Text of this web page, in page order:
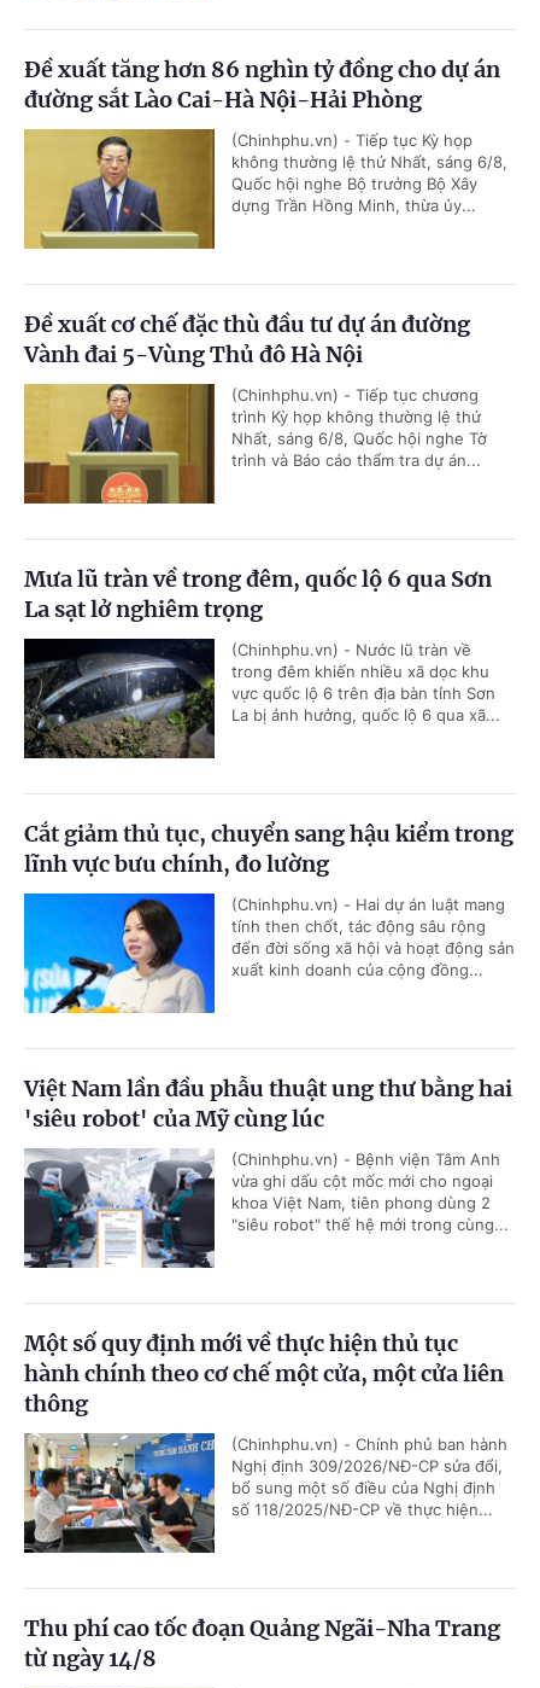
Đề xuất tăng hơn 86 nghìn tỷ đồng cho dự án
đường sắt Lào Cai-Hà Nội-Hải Phòng
(Chinhphu.vn) - Tiếp tục Kỳ họp
không thường lệ thứ Nhất, sáng 6/8,
Quốc hội nghe Bộ trưởng Bộ Xây
dựng Trần Hồng Minh, thừa ủy...
Đề xuất cơ chế đặc thù đầu tư dự án đường
Vành đai 5-Vùng Thủ đô Hà Nội
(Chinhphu.vn) - Tiếp tục chương
trình Kỳ họp không thường lệ thứ
Nhất, sáng 6/8, Quốc hội nghe Tờ
trình và Báo cáo thẩm tra dự án...
Mưa lũ tràn về trong đêm, quốc lộ 6 qua Sơn
La sạt lở nghiêm trọng
(Chinhphu.vn) - Nước lũ tràn về
trong đêm khiến nhiều xã dọc khu
vực quốc lộ 6 trên địa bàn tỉnh Sơn
La bị ảnh hưởng, quốc lộ 6 qua xã...
Cắt giảm thủ tục, chuyển sang hậu kiểm trong
lĩnh vực bưu chính, đo lường
(Chinhphu.vn) - Hai dự án luật mang
tính then chốt, tác động sâu rộng
đến đời sống xã hội và hoạt động sản
xuất kinh doanh của cộng đồng...
Việt Nam lần đầu phẫu thuật ung thư bằng hai
'siêu robot' của Mỹ cùng lúc
(Chinhphu.vn) - Bệnh viện Tâm Anh
vừa ghi dấu cột mốc mới cho ngoại
khoa Việt Nam, tiên phong dùng 2
"siêu robot" thế hệ mới trong cùng...
Một số quy định mới về thực hiện thủ tục
hành chính theo cơ chế một cửa, một cửa liên
thông
(Chinhphu.vn) - Chính phủ ban hành
Nghị định 309/2026/NĐ-CP sửa đổi,
bổ sung một số điều của Nghị định
số 118/2025/NĐ-CP về thực hiện...
Thu phí cao tốc đoạn Quảng Ngãi-Nha Trang
từ ngày 14/8